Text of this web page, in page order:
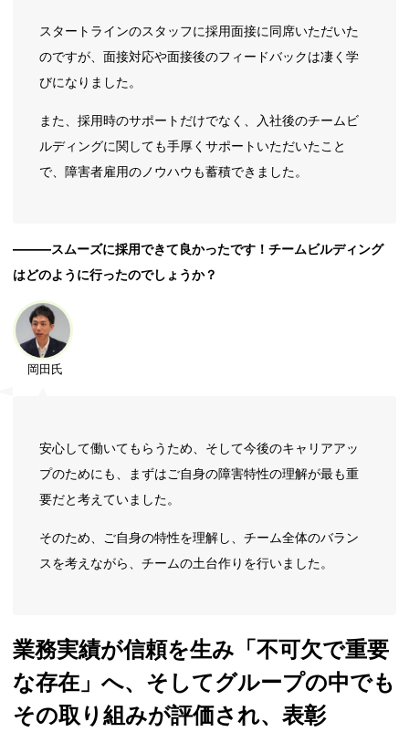
スタートラインのスタッフに採用面接に同席いただいた
のですが、面接対応や面接後のフィードバックは凄く学
びになりました。
また、採用時のサポートだけでなく、入社後のチームビ
ルディングに関しても手厚くサポートいただいたこと
で、障害者雇用のノウハウも蓄積できました。
―――スムーズに採用できて良かったです！チームビルディング
はどのように行ったのでしょうか？
岡田氏
安心して働いてもらうため、そして今後のキャリアアッ
プのためにも、まずはご自身の障害特性の理解が最も重
要だと考えていました。
そのため、ご自身の特性を理解し、チーム全体のバラン
スを考えながら、チームの土台作りを行いました。
業務実績が信頼を生み「不可欠で重要
な存在」へ、そしてグループの中でも
その取り組みが評価され、表彰